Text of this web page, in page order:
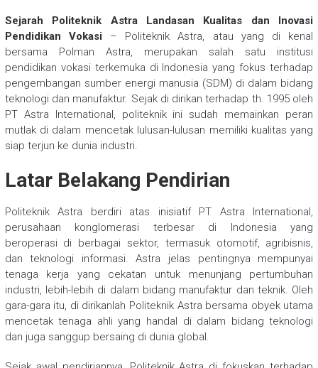
Sejarah Politeknik Astra Landasan Kualitas dan Inovasi
Pendidikan Vokasi – Politeknik Astra, atau yang di kenal
bersama Polman Astra, merupakan salah satu institusi
pendidikan vokasi terkemuka di Indonesia yang fokus terhadap
pengembangan sumber energi manusia (SDM) di dalam bidang
teknologi dan manufaktur. Sejak di dirikan terhadap th. 1995 oleh
PT Astra International, politeknik ini sudah memainkan peran
mutlak di dalam mencetak lulusan-lulusan memiliki kualitas yang
siap terjun ke dunia industri.
Latar Belakang Pendirian
Politeknik Astra berdiri atas inisiatif PT Astra International,
perusahaan konglomerasi terbesar di Indonesia yang
beroperasi di berbagai sektor, termasuk otomotif, agribisnis,
dan teknologi informasi. Astra jelas pentingnya mempunyai
tenaga kerja yang cekatan untuk menunjang pertumbuhan
industri, lebih-lebih di dalam bidang manufaktur dan teknik. Oleh
gara-gara itu, di dirikanlah Politeknik Astra bersama obyek utama
mencetak tenaga ahli yang handal di dalam bidang teknologi
dan juga sanggup bersaing di dunia global.